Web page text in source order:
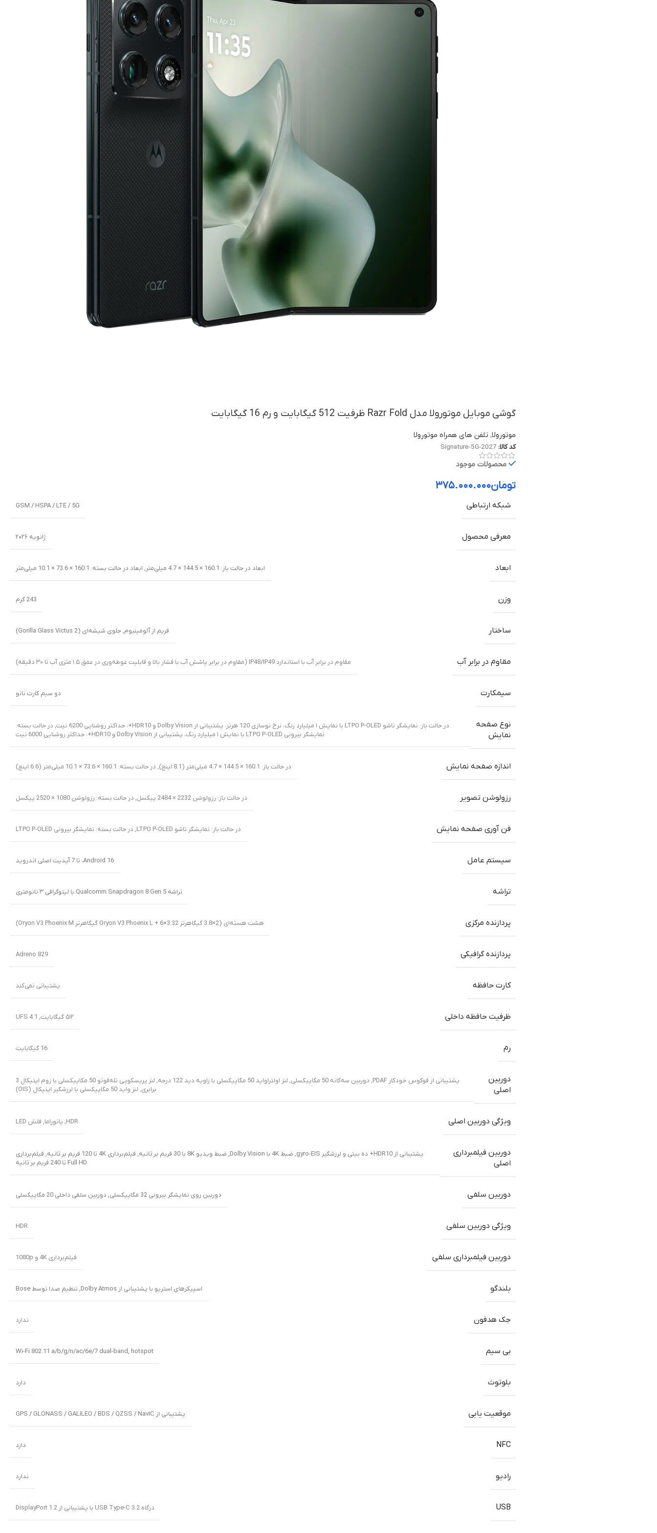
گوشی موبایل موتورولا مدل Razr Fold ظرفیت 512 گیگابایت و رم 16 گیگابایت
موتورولا, تلفن های همراه موتورولا
کد کالا: Signature-5G-2027
محصولات موجود
تومان۳۷۵.۰۰۰.۰۰۰
شبکه ارتباطی GSM / HSPA / LTE / 5G
معرفی محصول ژانویه ۲۰۲۶
ابعاد ابعاد در حالت باز: 160.1 × 144.5 × 4.7 میلی‌متر , ابعاد در حالت بسته: 160.1 × 73.6 × 10.1 میلی‌متر
وزن 243 گرم
ساختار فریم از آلومینیوم, جلوی شیشه‌ای (Gorilla Glass Victus 2)
مقاوم در برابر آب مقاوم در برابر آب با استاندارد IP48/IP49 (مقاوم در برابر پاشش آب با فشار بالا و قابلیت غوطه‌وری در عمق ۱.۵ متری آب تا ۳۰ دقیقه)
سیمکارت دو سیم کارت نانو
نوع صفحه
نمایش
در حالت باز: نمایشگر تاشو LTPO P-OLED با نمایش ۱ میلیارد رنگ، نرخ نوسازی 120 هرتز، پشتیبانی از Dolby Vision و HDR10+، حداکثر روشنایی 6200 نیت , در حالت بسته:
نمایشگر بیرونی LTPO P-OLED با نمایش ۱ میلیارد رنگ، پشتیبانی از Dolby Vision و HDR10+، حداکثر روشنایی 6000 نیت
اندازه صفحه نمایش در حالت باز: 160.1 × 144.5 × 4.7 میلی‌متر (8.1 اینچ) , در حالت بسته: 160.1 × 73.6 × 10.1 میلی‌متر (6.6 اینچ)
رزولوشن تصویر در حالت باز: رزولوشن 2232 × 2484 پیکسل , در حالت بسته: رزولوشن 1080 × 2520 پیکسل
فن آوری صفحه نمایش در حالت باز: نمایشگر تاشو LTPO P-OLED , در حالت بسته: نمایشگر بیرونی LTPO P-OLED
سیستم عامل Android 16، تا 7 آپدیت اصلی اندروید
تراشه تراشه Qualcomm Snapdragon 8 Gen 5 با لیتوگرافی ۳ نانومتری
پردازنده مرکزی هشت هسته‌ای (2×3.8 گیگاهرتز Oryon V3 Phoenix L + 6×3.32 گیگاهرتز Oryon V3 Phoenix M)
پردازنده گرافیکی Adreno 829
کارت حافظه پشتیبانی نمی‌کند
ظرفیت حافظه داخلی ۵۱۲ گیگابایت ,
UFS 4.1
رم 16 گیگابایت
دوربین
اصلی
پشتیبانی از فوکوس خودکار PDAF , دوربین سه‌گانه 50 مگاپیکسلی , لنز اولتراواید 50 مگاپیکسلی با زاویه دید 122 درجه ,
لنز پریسکوپی تله‌فوتو 50 مگاپیکسلی با زوم اپتیکال 3
برابری, لنز واید 50 مگاپیکسلی با لرزشگیر اپتیکال (OIS)
ویژگی دوربین اصلی HDR
, پانوراما, فلش LED
دوربین فیلمبرداری
اصلی
پشتیبانی از HDR10+ ده بیتی و لرزشگیر gyro-EIS , ضبط 4K با Dolby Vision , ضبط ویدیو 8K با 30 فریم بر ثانیه , فیلم‌برداری 4K تا 120 فریم بر ثانیه , فیلم‌برداری
Full HD تا 240 فریم بر ثانیه
دوربین سلفی دوربین روی نمایشگر بیرونی 32 مگاپیکسلی , دوربین سلفی داخلی 20 مگاپیکسلی
ویژگی دوربین سلفی HDR
دوربین فیلمبرداری سلفی فیلم‌برداری 4K و 1080p
بلندگو اسپیکرهای استریو با پشتیبانی از Dolby Atmos , تنظیم صدا توسط Bose
جک هدفون ندارد
بی سیم Wi-Fi 802.11 a/b/g/n/ac/6e/7 dual-band, hotspot
بلوتوث دارد
موقعیت یابی پشتیبانی از GPS / GLONASS / GALILEO / BDS / QZSS / NavIC
NFC دارد
رادیو ندارد
USB درگاه USB Type-C 3.2 با پشتیبانی از DisplayPort 1.2